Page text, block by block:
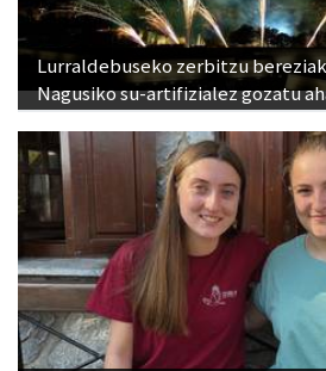
Lurraldebuseko zerbitzu
Nagusiko su-artifizialez gozatu